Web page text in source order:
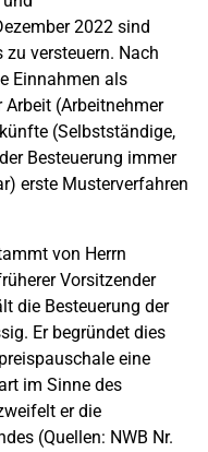
2022 sind
zu versteuern. Nach
Einnahmen als
(Arbeitnehmer
(Selbstständige,
Besteuerung immer
erste Musterverfahren
von Herrn
Vorsitzender
die Besteuerung der
Er begründet dies
eine
im Sinne des
er die
(Quellen: NWB Nr.